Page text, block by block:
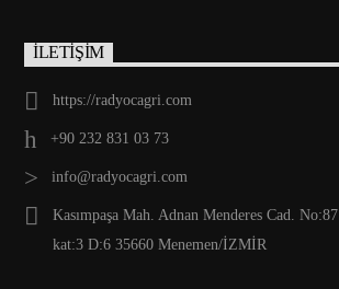
İLETİŞİM
https://radyocagri.com
+90 232 831 03 73
info@radyocagri.com
Kasımpaşa Mah. Adnan Menderes Cad. No:87
kat:3 D:6 35660 Menemen/İZMİR